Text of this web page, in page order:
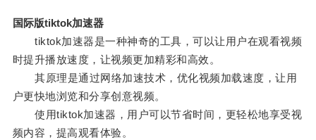
国际版tiktok加速器
tiktok加速器是一种神奇的工具，可以让用户在观看视频
时提升播放速度，让视频更加精彩和高效。
其原理是通过网络加速技术，优化视频加载速度，让用
户更快地浏览和分享创意视频。
使用tiktok加速器，用户可以节省时间，更轻松地享受视
频内容，提高观看体验。